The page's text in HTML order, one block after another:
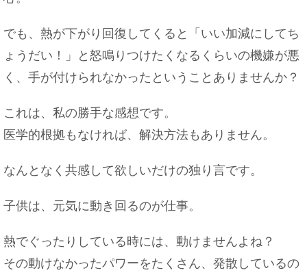
汚れ落としの方法
性もあります！
人身事故の罰金の通知が来ない・・・実は地域に
よって違う！
でも、熱が下がり回復してくると「いい加減にしてち
ょうだい！」と怒鳴りつけたくなるくらいの機嫌が悪
く、手が付けられなかったということありませんか？
これは、私の勝手な感想です。
医学的根拠もなければ、解決方法もありません。
なんとなく共感して欲しいだけの独り言です。
子供は、元気に動き回るのが仕事。
熱でぐったりしている時には、動けませんよね？
その動けなかったパワーをたくさん、発散しているの